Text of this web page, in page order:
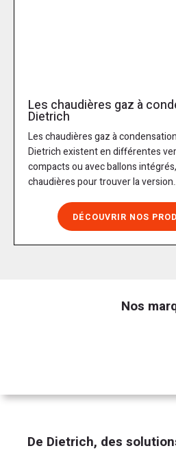
Les chaudières gaz à
Dietrich
Les chaudières gaz à
Dietrich existent en différentes
compacts ou avec ballons
chaudières pour trouver la
DÉCOUVRIR NOS
Nos
De Dietrich, des